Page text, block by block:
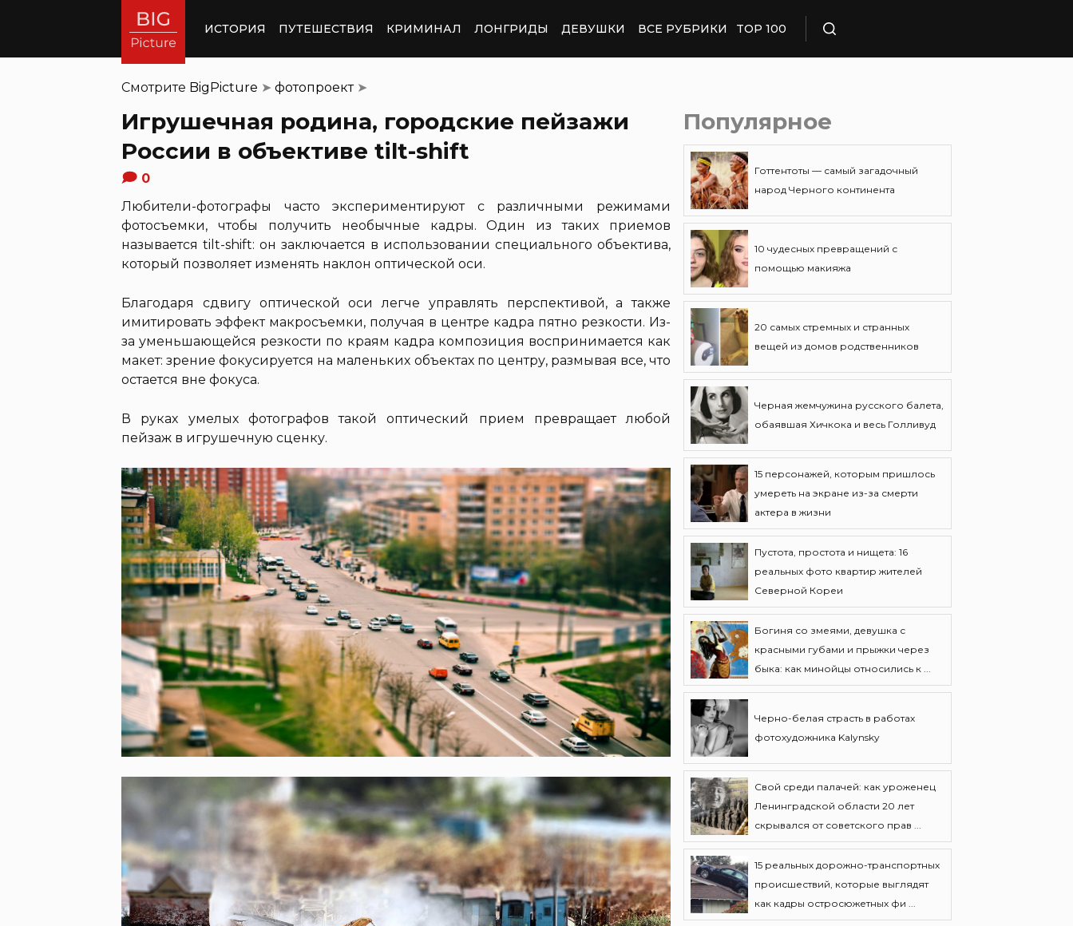
ИСТОРИЯ ПУТЕШЕСТВИЯ КРИМИНАЛ ЛОНГРИДЫ ДЕВУШКИ ВСЕ РУБРИКИ TOP 100
Смотрите BigPicture ➤ фотопроект➤
Игрушечная родина, городские пейзажи
России в объективе tilt-shift
0
Любители-фотографы часто экспериментируют с различными режимами
фотосъемки, чтобы получить необычные кадры. Один из таких приемов
называется tilt-shift: он заключается в использовании специального объектива,
который позволяет изменять наклон оптической оси.
Благодаря сдвигу оптической оси легче управлять перспективой, а также
имитировать эффект макросъемки, получая в центре кадра пятно резкости. Из-
за уменьшающейся резкости по краям кадра композиция воспринимается как
макет: зрение фокусируется на маленьких объектах по центру, размывая все, что
остается вне фокуса.
В руках умелых фотографов такой оптический прием превращает любой
пейзаж в игрушечную сценку.
Популярное
Готтентоты — самый загадочный
народ Черного континента
10 чудесных превращений с
помощью макияжа
20 самых стремных и странных
вещей из домов родственников
Черная жемчужина русского балета,
обаявшая Хичкока и весь Голливуд
15 персонажей, которым пришлось
умереть на экране из-за смерти
актера в жизни
Пустота, простота и нищета: 16
реальных фото квартир жителей
Северной Кореи
Богиня со змеями, девушка с
красными губами и прыжки через
быка: как минойцы относились к ...
Черно-белая страсть в работах
фотохудожника Kalynsky
Свой среди палачей: как уроженец
Ленинградской области 20 лет
скрывался от советского прав ...
15 реальных дорожно-транспортных
происшествий, которые выглядят
как кадры остросюжетных фи ...